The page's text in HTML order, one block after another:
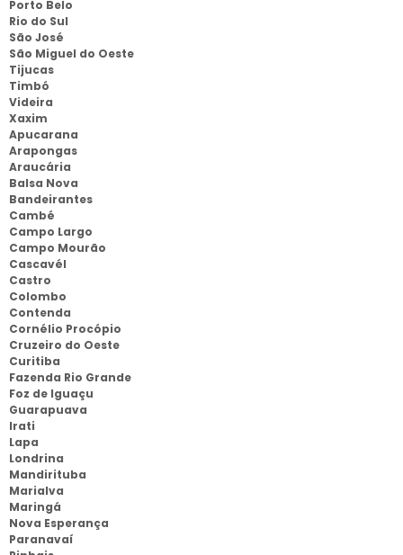
Porto Belo
Rio do Sul
São José
São Miguel do Oeste
Tijucas
Timbó
Videira
Xaxim
Apucarana
Arapongas
Araucária
Balsa Nova
Bandeirantes
Cambé
Campo Largo
Campo Mourão
Cascavél
Castro
Colombo
Contenda
Cornélio Procópio
Cruzeiro do Oeste
Curitiba
Fazenda Rio Grande
Foz de Iguaçu
Guarapuava
Irati
Lapa
Londrina
Mandirituba
Marialva
Maringá
Nova Esperança
Paranavaí